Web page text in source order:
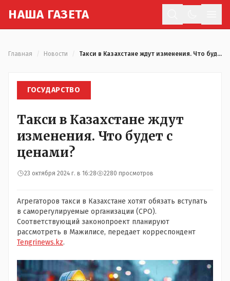
НАША ГАЗЕТА
Главная Новости Такси в Казахстане ждут изменения. Что будет с ценами?
ГОСУДАРСТВО
Такси в Казахстане ждут
изменения. Что будет с
ценами?
23 октября 2024 г. в 16:28 2280 просмотров
Агрегаторов такси в Казахстане хотят обязать вступать
в саморегулируемые организации (СРО).
Соответствующий законопроект планируют
рассмотреть в Мажилисе, передает корреспондент
Tengrinews.kz.